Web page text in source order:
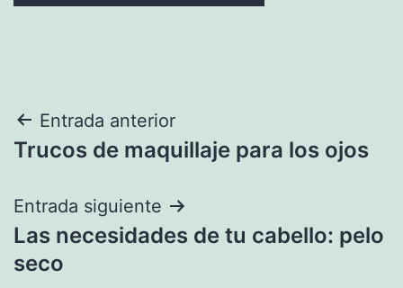
Navegación
de
entradas
Entrada anterior
Trucos de maquillaje para los ojos
Entrada siguiente
Las necesidades de tu cabello: pelo
seco